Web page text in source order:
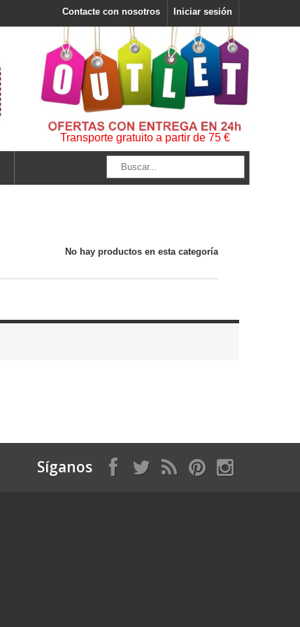
Iniciar sesión
Contacte con nosotros
Transporte gratuito a partir de 75 €
No hay productos en esta categoría
Síganos